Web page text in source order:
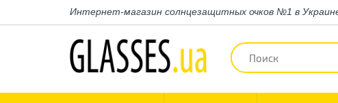
Интернет-магазин солнцезащитных очков №1 в